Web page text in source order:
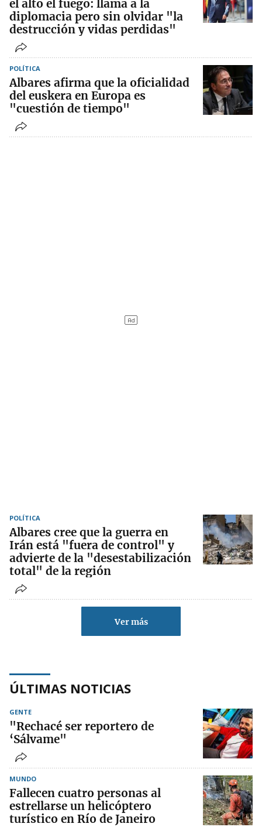
el alto el fuego: llama a la
diplomacia pero sin olvidar "la
destrucción y vidas perdidas"
POLÍTICA
Albares afirma que la oficialidad
del euskera en Europa es
"cuestión de tiempo"
POLÍTICA
Albares cree que la guerra en
Irán está "fuera de control" y
advierte de la "desestabilización
total" de la región
Ver más
ÚLTIMAS NOTICIAS
GENTE
"Rechacé ser reportero de
‘Sálvame"
MUNDO
Fallecen cuatro personas al
estrellarse un helicóptero
turístico en Río de Janeiro